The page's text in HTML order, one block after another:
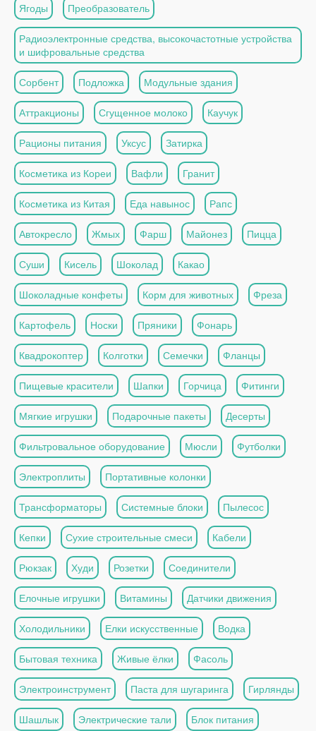
Ягоды Преобразователь
Радиоэлектронные средства, высокочастотные устройства
и шифровальные средства
Сорбент Подложка Модульные здания
Аттракционы Сгущенное молоко Каучук
Рационы питания Уксус Затирка
Косметика из Кореи Вафли Гранит
Косметика из Китая Еда навынос Рапс
Автокресло Жмых Фарш Майонез Пицца
Суши Кисель Шоколад Какао
Шоколадные конфеты Корм для животных Фреза
Картофель Носки Пряники Фонарь
Квадрокоптер Колготки Семечки Фланцы
Пищевые красители Шапки Горчица Фитинги
Мягкие игрушки Подарочные пакеты Десерты
Фильтровальное оборудование Мюсли Футболки
Электроплиты Портативные колонки
Трансформаторы Системные блоки Пылесос
Кепки Сухие строительные смеси Кабели
Рюкзак Худи Розетки Соединители
Елочные игрушки Витамины Датчики движения
Холодильники Елки искусственные Водка
Бытовая техника Живые ёлки Фасоль
Электроинструмент Паста для шугаринга Гирлянды
Шашлык Электрические тали Блок питания